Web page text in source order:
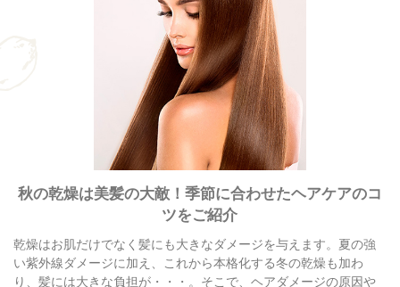
秋の乾燥は美髪の大敵！季節に合わせたヘアケアのコ
ツをご紹介
乾燥はお肌だけでなく髪にも大きなダメージを与えます。夏の強
い紫外線ダメージに加え、これから本格化する冬の乾燥も加わ
り、髪には大きな負担が・・・。そこで、ヘアダメージの原因や